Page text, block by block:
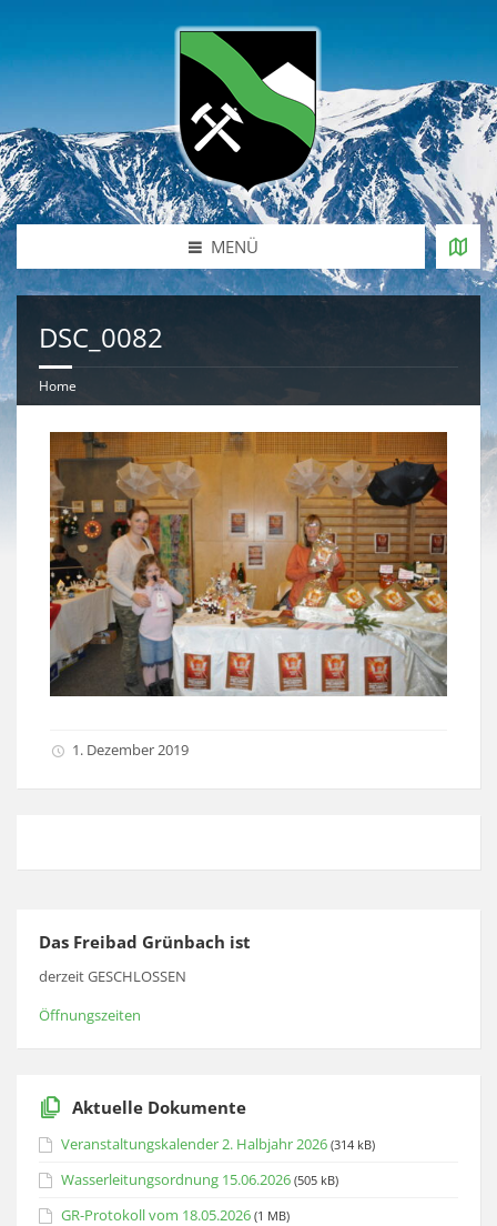
MENÜ
DSC_0082
Home
1. Dezember 2019
Das Freibad Grünbach ist
derzeit GESCHLOSSEN
Öffnungszeiten
Aktuelle Dokumente
Veranstaltungskalender 2. Halbjahr 2026 (314 kB)
Wasserleitungsordnung 15.06.2026 (505 kB)
GR-Protokoll vom 18.05.2026 (1 MB)